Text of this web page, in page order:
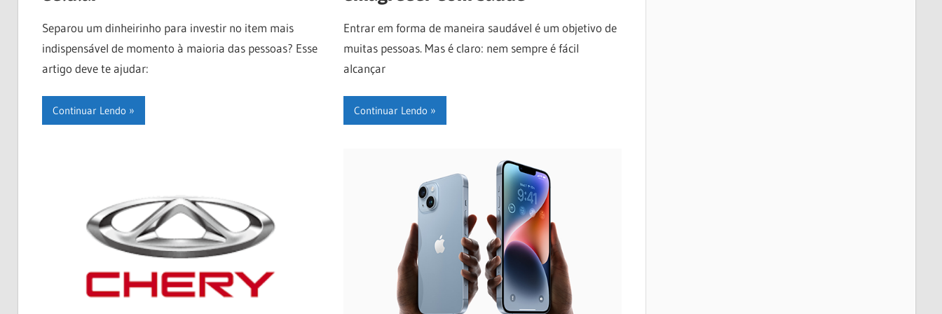
Separou um dinheirinho para investir no item mais
indispensável de momento à maioria das pessoas? Esse
artigo deve te ajudar:
Continuar Lendo
Entrar em forma de maneira saudável é um objetivo de
muitas pessoas. Mas é claro: nem sempre é fácil
alcançar
Continuar Lendo